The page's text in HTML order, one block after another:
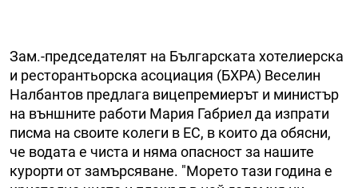
Зам.-председателят на Българската хотелиерска
и ресторантьорска асоциация (БХРА) Веселин
Налбантов предлага вицепремиерът и министър
на външните работи Мария Габриел да изпрати
писма на своите колеги в ЕС, в които да обясни,
че водата е чиста и няма опасност за нашите
курорти от замърсяване. "Морето тази година е